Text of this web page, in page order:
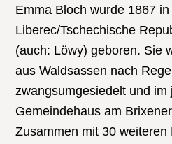
Emma Bloch wurde 1867
Liberec/Tschechische
(auch: Löwy) geboren. Sie
aus Waldsassen nach
zwangsumgesiedelt und im
Gemeindehaus am
Zusammen mit 30